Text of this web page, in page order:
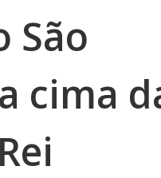
São
cima